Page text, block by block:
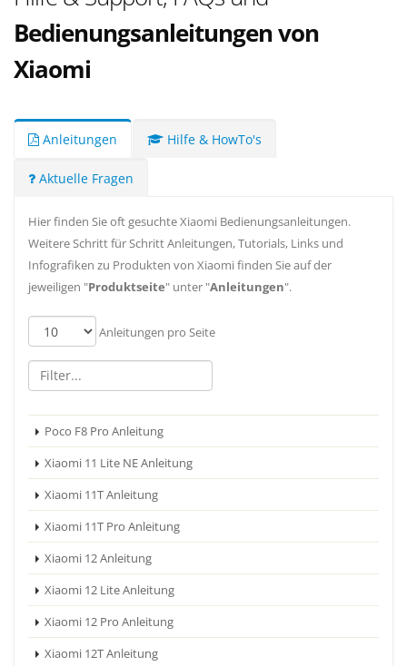
Bedienungsanleitungen von
Xiaomi
Anleitungen Hilfe & HowTo's
Aktuelle Fragen
Hier finden Sie oft gesuchte Xiaomi Bedienungsanleitungen.
Weitere Schritt für Schritt Anleitungen, Tutorials, Links und
Infografiken zu Produkten von Xiaomi finden Sie auf der
jeweiligen "Produktseite" unter "Anleitungen".
Anleitungen pro Seite
Poco F8 Pro Anleitung
Xiaomi 11 Lite NE Anleitung
Xiaomi 11T Anleitung
Xiaomi 11T Pro Anleitung
Xiaomi 12 Anleitung
Xiaomi 12 Lite Anleitung
Xiaomi 12 Pro Anleitung
Xiaomi 12T Anleitung